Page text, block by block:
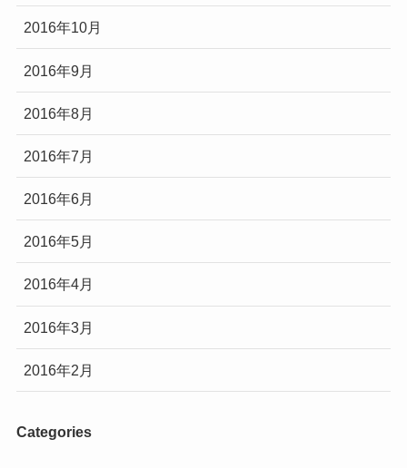
2016年10月
2016年9月
2016年8月
2016年7月
2016年6月
2016年5月
2016年4月
2016年3月
2016年2月
Categories